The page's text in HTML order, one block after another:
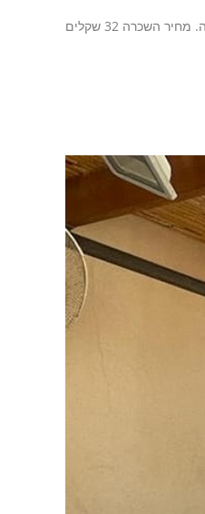
אולם גדול להשכרה בא.ת. אלפי מנשה - 400 מטר, ממוקם בקומה 2. יש מעלון משא, פלוס כננת. ניתן לשכור לכל מטרה. מחיר השכרה 32 שקלים